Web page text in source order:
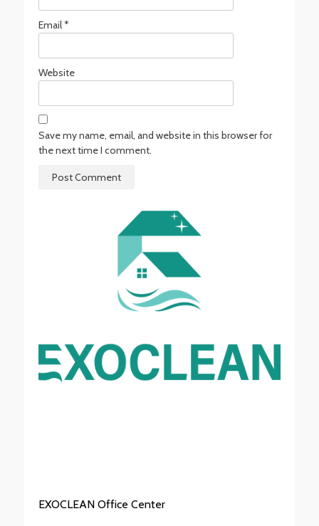
Email*
Website
Save my name, email, and website in this browser for
the next time I comment.
EXOCLEAN Office Center